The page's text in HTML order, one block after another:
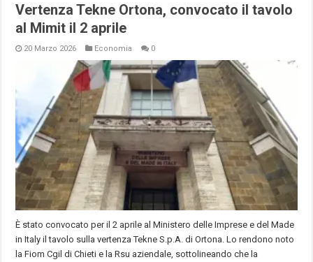
Vertenza Tekne Ortona, convocato il tavolo
al Mimit il 2 aprile
20 Marzo 2026 Economia 0
È stato convocato per il 2 aprile al Ministero delle Imprese e del Made
in Italy il tavolo sulla vertenza Tekne S.p.A. di Ortona. Lo rendono noto
la Fiom Cgil di Chieti e la Rsu aziendale, sottolineando che la